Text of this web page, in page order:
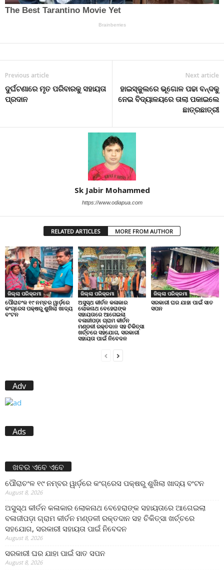
Previous article
ଦୁର୍ଘଟଣାରେ ମୃତ ପରିବାରକୁ ସହାୟତା
ପ୍ରଦାନ
Next article
ହାଇସ୍କୁଲରେ ଭୂଗୋଳ ପଢା ବନ୍ଦକୁ
ନେଇ ବିଦ୍ୟାଳୟରେ ତାଲା ପକାଇଲେ
ଛାତ୍ରଛାତ୍ରୀ
Sk Jabir Mohammed
https://www.odiapua.com
RELATED ARTICLES MORE FROM AUTHOR
ଜିଲ୍ଲା ପରିକ୍ରମା
ପୌରାଚଂଳ ୧୯ ନମ୍ବର ୱାର୍ଡ଼ରେ
କଂଗ୍ରେସ ପକ୍ଷରୁ ଶୁଖିଲା ଖାଦ୍ୟ
ବଂଟନ
ଜିଲ୍ଲା ପରିକ୍ରମା
ଅସୁସ୍ଥ କୀର୍ତନ କଳାକାର
ଲୋକନାଥ ବେହେରାଙ୍କ
ସହାୟତାରେ ଆଗେଇଲା
ବଳାଜୀପଡ଼ା ଗ୍ରାମ କୀର୍ତନ
ମଣ୍ଡଳୀ ରକ୍ତଦାନ ସହ ଚିକିତ୍ସା
ଖର୍ଚ୍ଚରେ ସହଯୋଗ, ସରକାରୀ
ସହାୟତା ପାଇଁ ନିବେଦନ
ଜିଲ୍ଲା ପରିକ୍ରମା
ସରକାରୀ ଘର ଯାହା ପାଇଁ ସାତ
ସପନ
Adv
Ads
ଖବର ଏବେ ଏବେ
ପୌରାଚଂଳ ୧୯ ନମ୍ବର ୱାର୍ଡ଼ରେ କଂଗ୍ରେସ ପକ୍ଷରୁ ଶୁଖିଲା ଖାଦ୍ୟ ବଂଟନ
August 8, 2026
ଅସୁସ୍ଥ କୀର୍ତନ କଳାକାର ଲୋକନାଥ ବେହେରାଙ୍କ ସହାୟତାରେ ଆଗେଇଲା
ବଳାଜୀପଡ଼ା ଗ୍ରାମ କୀର୍ତନ ମଣ୍ଡଳୀ ରକ୍ତଦାନ ସହ ଚିକିତ୍ସା ଖର୍ଚ୍ଚରେ
ସହଯୋଗ, ସରକାରୀ ସହାୟତା ପାଇଁ ନିବେଦନ
August 8, 2026
ସରକାରୀ ଘର ଯାହା ପାଇଁ ସାତ ସପନ
August 8, 2026